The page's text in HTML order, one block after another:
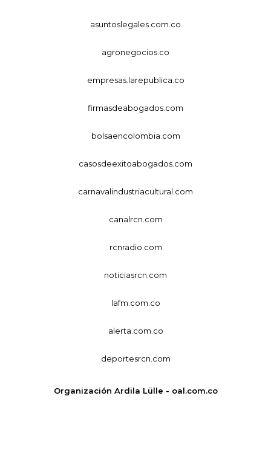
asuntoslegales.com.co
agronegocios.co
empresas.larepublica.co
firmasdeabogados.com
bolsaencolombia.com
casosdeexitoabogados.com
carnavalindustriacultural.com
canalrcn.com
rcnradio.com
noticiasrcn.com
lafm.com.co
alerta.com.co
deportesrcn.com
Organización Ardila Lülle - oal.com.co